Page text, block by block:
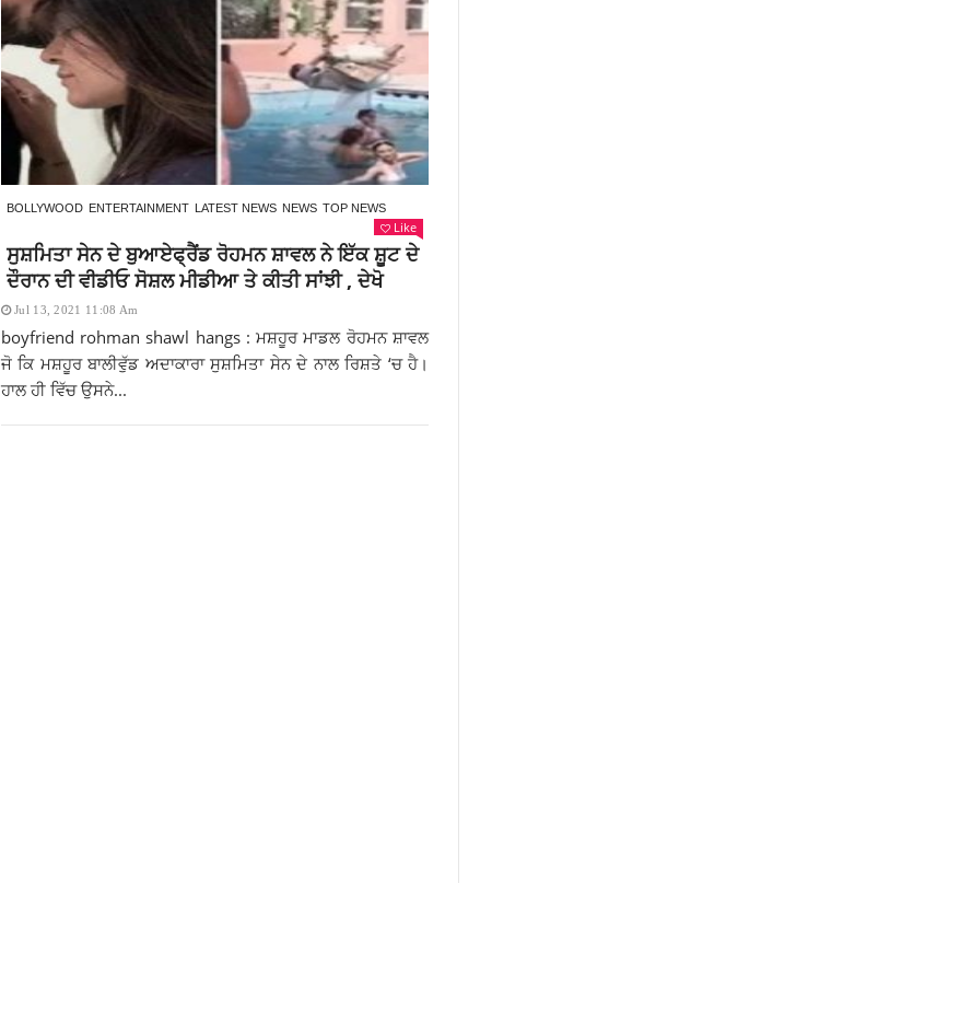
BOLLYWOOD ENTERTAINMENT LATEST NEWS NEWS TOP NEWS
Like
ਸੁਸ਼ਮਿਤਾ ਸੇਨ ਦੇ ਬੁਆਏਫ੍ਰੈਂਡ ਰੋਹਮਨ ਸ਼ਾਵਲ ਨੇ ਇੱਕ ਸ਼ੂਟ ਦੇ
ਦੌਰਾਨ ਦੀ ਵੀਡੀਓ ਸੋਸ਼ਲ ਮੀਡੀਆ ਤੇ ਕੀਤੀ ਸਾਂਝੀ , ਦੇਖੋ
Jul 13, 2021 11:08 Am
boyfriend rohman shawl hangs : ਮਸ਼ਹੂਰ ਮਾਡਲ ਰੋਹਮਨ ਸ਼ਾਵਲ
ਜੋ ਕਿ ਮਸ਼ਹੂਰ ਬਾਲੀਵੁੱਡ ਅਦਾਕਾਰਾ ਸੁਸ਼ਮਿਤਾ ਸੇਨ ਦੇ ਨਾਲ ਰਿਸ਼ਤੇ ‘ਚ ਹੈ।
ਹਾਲ ਹੀ ਵਿੱਚ ਉਸਨੇ...